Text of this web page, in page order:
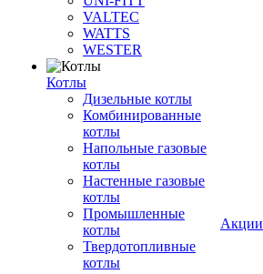
VALTEC
WATTS
WESTER
Котлы
Дизельные котлы
Комбинированные
котлы
Напольные газовые
котлы
Настенные газовые
котлы
Промышленные
котлы
Твердотопливные
котлы
Акции